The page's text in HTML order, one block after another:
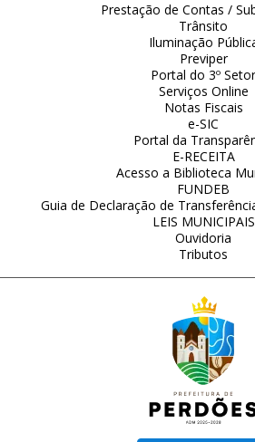
Prestação de Contas /
Trânsito
Iluminação
Previper
Portal do 3º Setor
Serviços Online
Notas Fiscais
e-SIC
Portal da
E-RECEITA
Acesso a Biblioteca
FUNDEB
Guia de Declaração de
LEIS MUNICIPAIS
Ouvidoria
Tributos